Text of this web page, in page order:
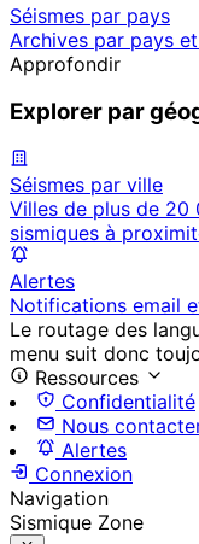
Séismes par pays
Archives par pays
Approfondir
Explorer par
Séismes par ville
Villes de plus de
sismiques à
Alertes
Notifications email
Le routage des
menu suit donc
Ressources
Confidentialité
Nous
Alertes
Connexion
Navigation
Sismique Zone